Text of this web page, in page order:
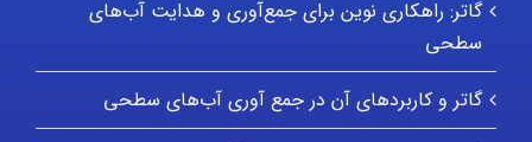
گاتر: راهکاری نوین برای جمع‌آوری و هدایت آب‌های
سطحی
گاتر و کاربردهای آن در جمع آوری آب‌های سطحی